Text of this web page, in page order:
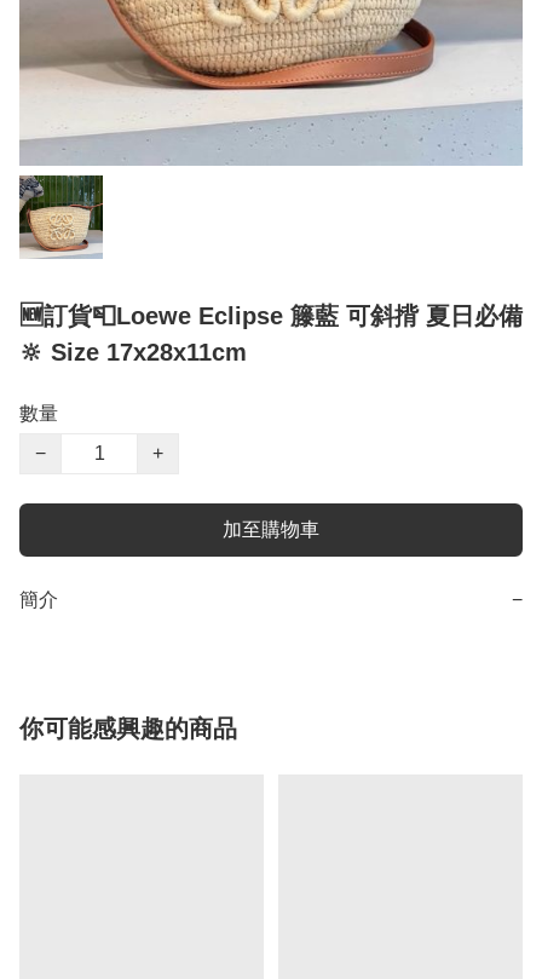
🆕訂貨📮Loewe Eclipse 籐藍 可斜揹 夏日必備
🔆 Size 17x28x11cm
數量
−
+
加至購物車
簡介 −
你可能感興趣的商品